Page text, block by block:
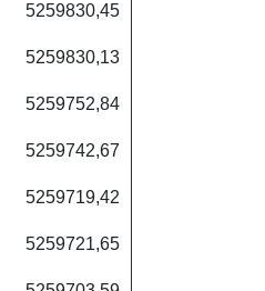
5259830,45
5259830,13
5259752,84
5259742,67
5259719,42
5259721,65